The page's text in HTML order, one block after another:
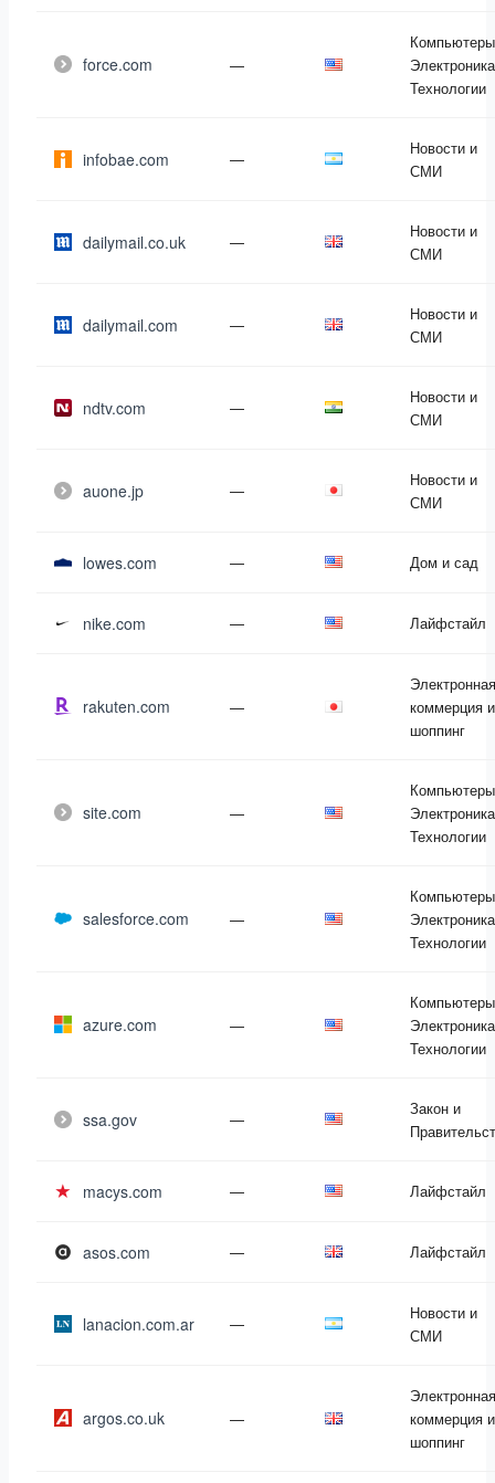
force.com —
Технологии
infobae.com —
Новости и
СМИ
dailymail.co.uk —
Новости и
СМИ
dailymail.com —
Новости и
СМИ
ndtv.com —
Новости и
СМИ
auone.jp —
Новости и
СМИ
lowes.com — Дом и сад
nike.com — Лайфстайл
rakuten.com —
Электронная
коммерция и
шоппинг
site.com —
Технологии
salesforce.com —
Технологии
azure.com —
Технологии
ssa.gov —
Закон и
macys.com — Лайфстайл
asos.com — Лайфстайл
lanacion.com.ar —
Новости и
СМИ
argos.co.uk —
Электронная
коммерция и
шоппинг